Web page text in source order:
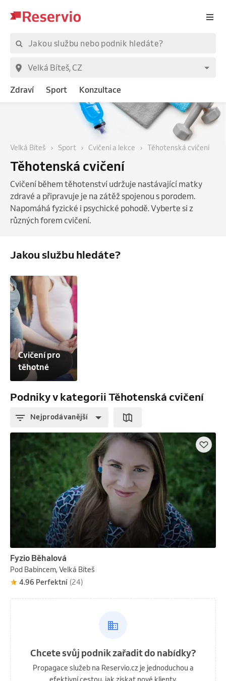
Zdraví Sport Konzultace
Velká Bíteš Sport Cvičení a lekce Těhotenská cvičení
Těhotenská cvičení
Cvičení během těhotenství udržuje nastávající matky
zdravé a připravuje je na zátěž spojenou s porodem.
Napomáhá fyzické i psychické pohodě. Vyberte si z
různých forem cvičení.
Jakou službu hledáte?
Cvičení pro
těhotné
Podniky v kategorii Těhotenská cvičení
Nejprodávanější
Fyzio Běhalová
Pod Babincem, Velká Bíteš
4.96 Perfektní (24)
Chcete svůj podnik zařadit do nabídky?
Propagace služeb na Reservio.cz je jednoduchou a